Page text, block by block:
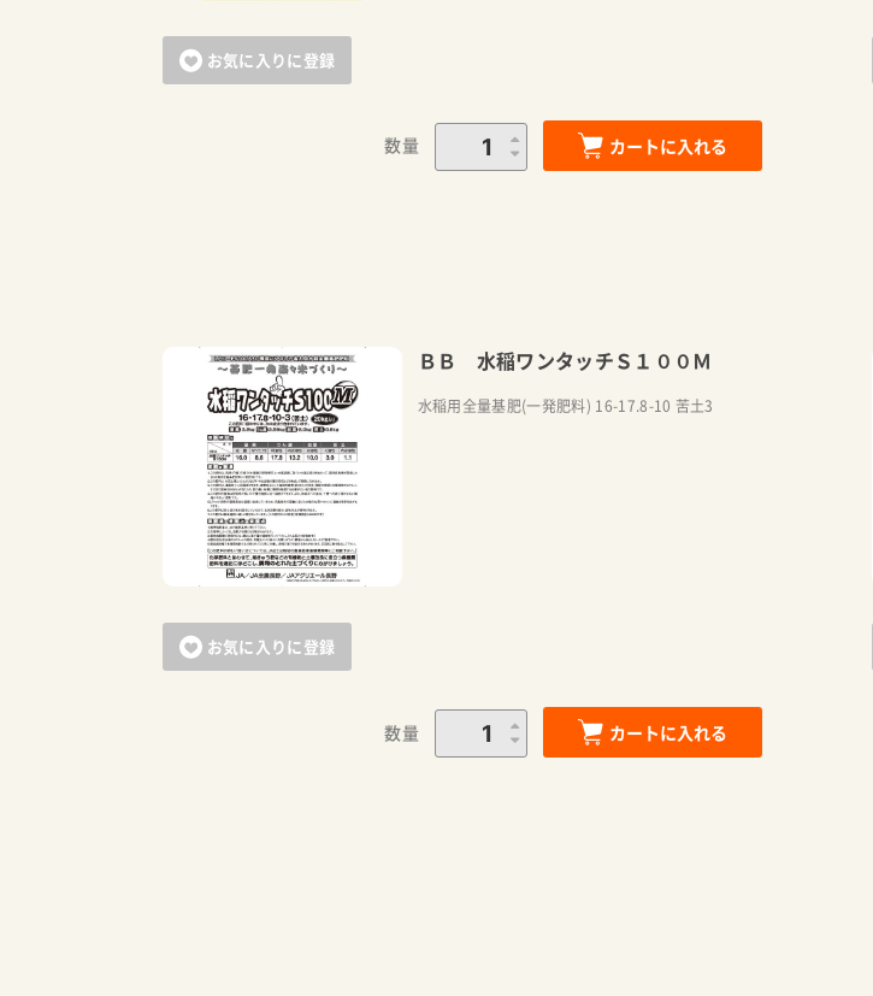
お気に入りに登録
数量 カートに入れる
お気に入りに登録
ＢＢ 水稲ワンタッチＳ１００Ｍ
水稲用全量基肥(一発肥料) 16-17.8-10 苦土3
数量 カートに入れる